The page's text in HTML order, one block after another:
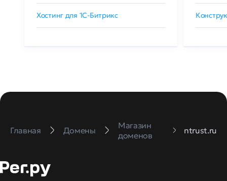
Хостинг для 1C-Битрикс
Главная Домены
Магазин
доменов
ntrust.ru